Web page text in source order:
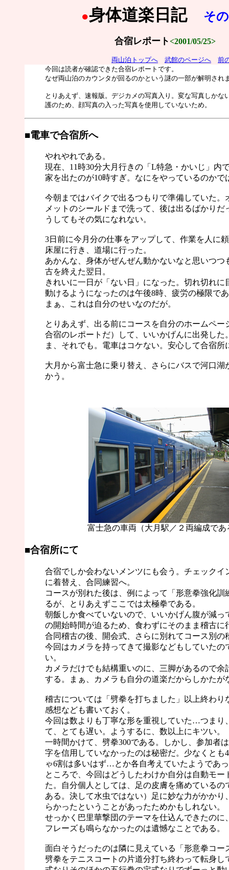
●身体道楽日記 そ
合宿レポート<2001/05/25>
両山泊トップへ 武館のページへ
前
今回は読者が確認できた合宿レポートです。
なぜ両山泊のカウンタが回るのかという謎の一部が解明され
とりあえず、速報版。デジカメの写真入り。変な写真しかな
護のため、顔写真の入った写真を使用していないため。
■電車で合宿所へ
やれやれである。
現在、11時30分大月行きの「L特急・かいじ」内
家を出たのが10時すぎ。なにをやっているのかで
今朝まではバイクで出るつもりで準備していた。
メットのシールドまで洗って、後は出るばかりだ
うしてもその気になれない。
3日前に今月分の仕事をアップして、作業を人に
床屋に行き、道場に行った。
あかんな、身体がぜんぜん動かないなと思いつつ
古を終えた翌日。
きれいに一日が「ない日」になった。切れ切れに
動けるようになったのは午後8時、疲労の極限で
まぁ、これは自分のせいなのだが。
とりあえず、出る前にコースを自分のホームペー
合宿のレポートだ）して、いいかげんに出発した
ま、それでも。電車はコケない。安心して合宿所
大月から富士急に乗り替え、さらにバスで河口湖
かう。
富士急の車両（大月駅／２両編成であ
■合宿所にて
合宿でしか会わないメンツにも会う。チェックイ
に着替え、合同練習へ。
コースが別れた後は、例によって「形意拳強化訓
るが、とりあえずここでは太極拳である。
朝飯しか食べていないので、いいかげん腹が減っ
の開始時間が迫るため、食わずにそのまま稽古に
合同稽古の後、開会式、さらに別れてコース別の
今回はカメラを持ってきて撮影などもしていたの
い。
カメラだけでも結構重いのに、三脚があるので余
する。まぁ、カメラも自分の道楽だからしかたが
稽古については「劈拳を打ちました」以上終わり
感想なども書いておく。
今回は数よりも丁寧な形を重視していた…つまり
て、とても遅い。ようするに、数以上にキツい。
一時間かけて、劈拳300である。しかし、参加者
字を信用していなかったのは秘密だ。少なくとも
ゃ6割は多いはず…とか各自考えていたようであ
ところで、今回はどうしたわけか自分は自動モー
た。自分個人としては、足の皮膚を痛めているの
ある。決して水虫ではない）足に妙な力がかかり
らかったということがあったためかもしれない。
せっかく巴里華撃団のテーマを仕込んできたのに
フレーズも鳴らなかったのは遺憾なことである。
面白そうだったのは隣に見えている「形意拳コー
劈拳をテニスコートの片道分打ち終わって転身し